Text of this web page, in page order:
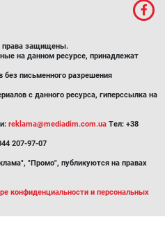
права защищены.
на данном ресурсе, принадлежат
без письменного разрешения
с данного ресурса, гиперссылка на
reklama@mediadim.com.ua Тел: +38
207-97-07
"Промо", публикуются на правах
конфиденциальности и персональных